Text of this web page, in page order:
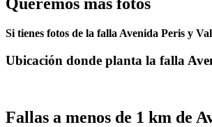
Queremos más fotos
Si tienes fotos de la falla Avenida Peris y
Ubicación donde planta la falla
Fallas a menos de 1 km de